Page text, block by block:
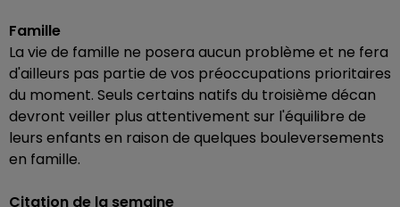
Famille
La vie de famille ne posera aucun problème et ne fera
d'ailleurs pas partie de vos préoccupations prioritaires
du moment. Seuls certains natifs du troisième décan
devront veiller plus attentivement sur l'équilibre de
leurs enfants en raison de quelques bouleversements
en famille.
Citation de la semaine